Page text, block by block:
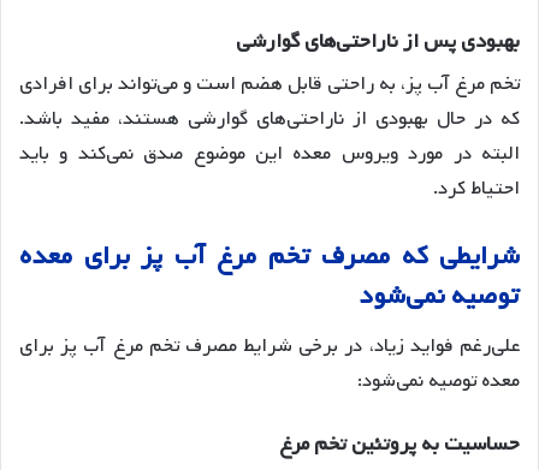
بهبودیپسازناراحتیهایگوارشی
تخم مرغ آب پز، به راحتی قابل هضم است و می‌تواند برای افرادی
که در حال بهبودی از ناراحتی‌های گوارشی هستند، مفید باشد.
البته در مورد ویروس معده این موضوع صدق نمی‌کند و باید
احتیاط کرد.
شرایطی که مصرف تخم مرغ آب پز برای معده
توصیهنمیشود
علی‌رغم فواید زیاد، در برخی شرایط مصرف تخم مرغ آب پز برای
معده توصیه نمی‌شود:
حساسیتبهپروتئینتخممرغ